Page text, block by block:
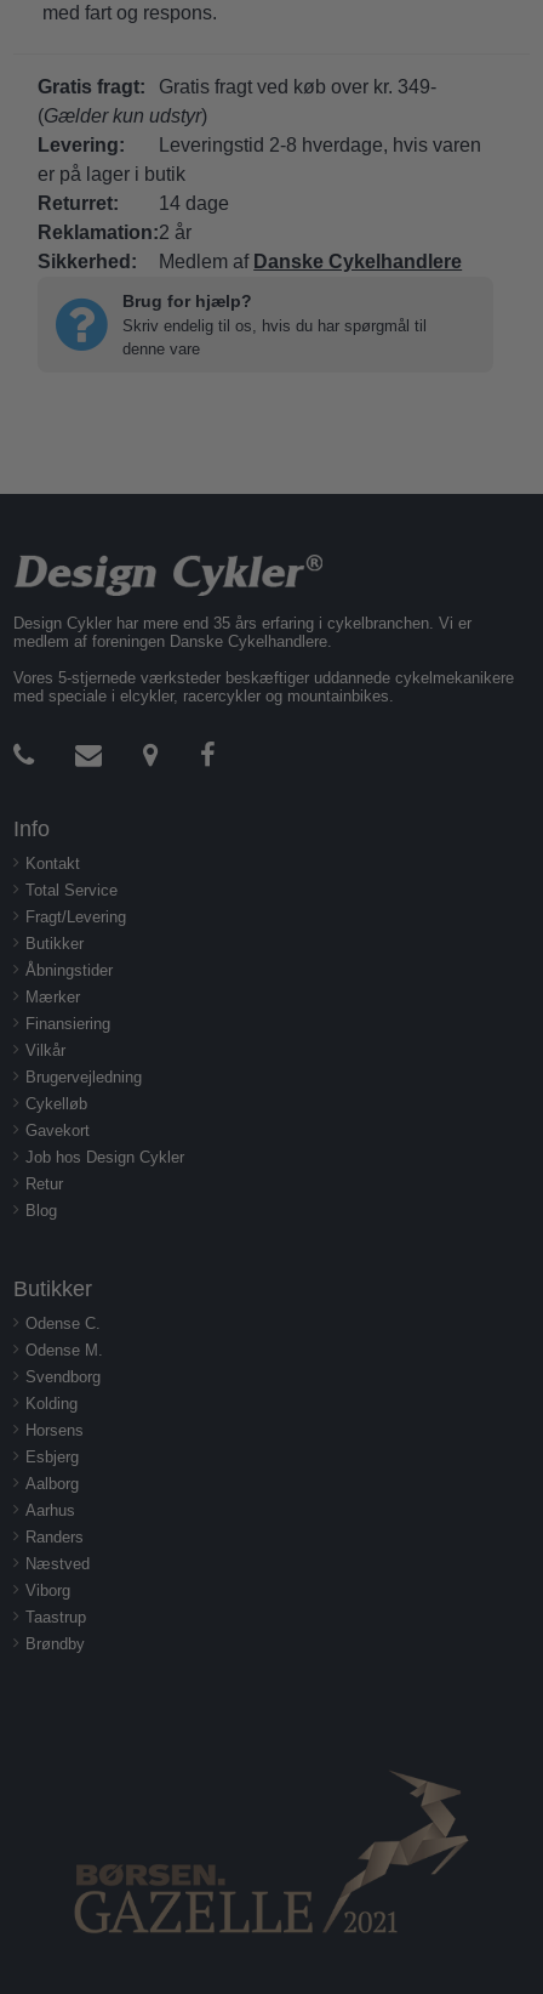
med fart og respons.
Gratis fragt:
Gratis fragt ved køb over kr. 349-
(Gælder kun udstyr)
Levering:
Leveringstid 2-8 hverdage, hvis varen
er på lager i butik
Returret:
14 dage
Reklamation:2 år
Sikkerhed:
Medlem af Danske Cykelhandlere
Brug for hjælp?
Skriv endelig til os, hvis du har spørgmål til
denne vare
Design Cykler har mere end 35 års erfaring i cykelbranchen. Vi er
medlem af foreningen Danske Cykelhandlere.
Vores 5-stjernede værksteder beskæftiger uddannede cykelmekanikere
med speciale i elcykler, racercykler og mountainbikes.
Info
Kontakt
Total Service
Fragt/Levering
Butikker
Åbningstider
Mærker
Finansiering
Vilkår
Brugervejledning
Cykelløb
Gavekort
Job hos Design Cykler
Retur
Blog
Butikker
Odense C.
Odense M.
Svendborg
Kolding
Horsens
Esbjerg
Aalborg
Aarhus
Randers
Næstved
Viborg
Taastrup
Brøndby